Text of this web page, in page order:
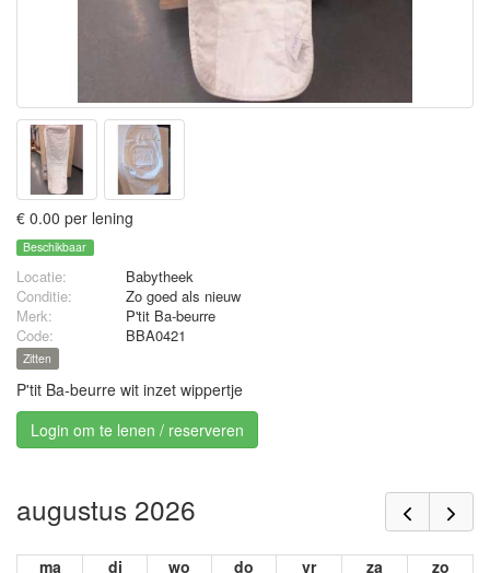
€ 0.00 per lening
Beschikbaar
Locatie:
Babytheek
Conditie:
Zo goed als nieuw
Merk:
P'tit Ba-beurre
Code:
BBA0421
Zitten
P'tit Ba-beurre wit inzet wippertje
Login om te lenen / reserveren
augustus 2026
ma di wo do vr za
zo